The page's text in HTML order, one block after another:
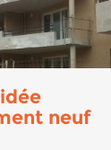
neuf